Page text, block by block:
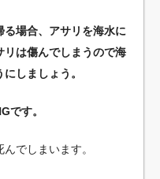
場合、アサリを海水に
リは傷んでしまうので海
しましょう。
です。
でしまいます。